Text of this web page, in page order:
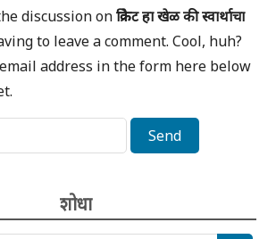
discussion onक्रिकेट हा खेळ की स्वार्थाचा
to leave a comment. Cool, huh?
address in the form here below
शोधा